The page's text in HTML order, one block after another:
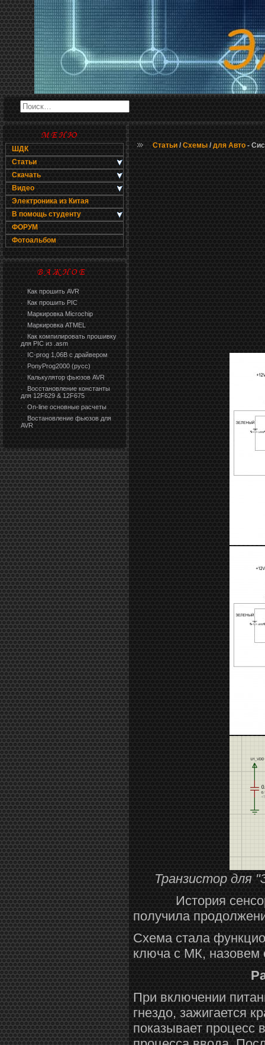
ШДК
Статьи
Скачать
Видео
Электроника из Китая
В помощь студенту
ФОРУМ
Фотоальбом
· Как прошить AVR
· Как прошить PIC
· Маркировка Microchip
· Маркировка ATMEL
·
Как компилировать прошивку
для PIC из .asm
· IC-prog 1,06В с драйвером
· PonyProg2000 (русс)
· Калькулятор фьюзов AVR
·
Восстановление константы
для 12F629 & 12F675
· On-line основные расчеты
·
Востановление фьюзов для
AVR
Статьи /Схемы / для Авто -
Транзистор для
История
получила
Схема стала
ключа с МК, назовем
При включении
гнездо, зажигается
показывает процесс